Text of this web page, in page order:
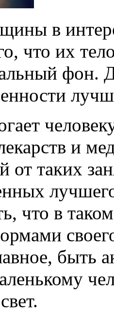
в
что их
фон.
и
от таких
что в
быть